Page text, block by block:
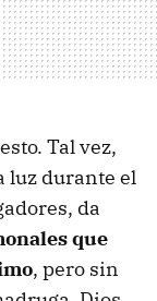
Tal vez,
luz durante el
da
que
, pero sin